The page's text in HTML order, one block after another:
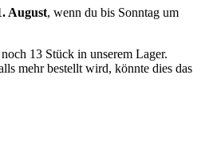
August, wenn du bis Sonntag um
13 Stück in unserem Lager.
mehr bestellt wird, könnte dies das